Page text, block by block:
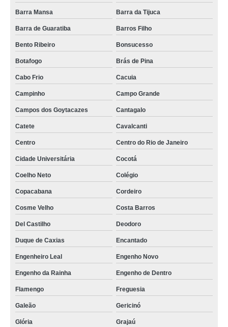
Barra Mansa Barra da Tijuca
Barra de Guaratiba Barros Filho
Bento Ribeiro Bonsucesso
Botafogo Brás de Pina
Cabo Frio Cacuia
Campinho Campo Grande
Campos dos Goytacazes Cantagalo
Catete Cavalcanti
Centro Centro do Rio de Janeiro
Cidade Universitária Cocotá
Coelho Neto Colégio
Copacabana Cordeiro
Cosme Velho Costa Barros
Del Castilho Deodoro
Duque de Caxias Encantado
Engenheiro Leal Engenho Novo
Engenho da Rainha Engenho de Dentro
Flamengo Freguesia
Galeão Gericinó
Glória Grajaú